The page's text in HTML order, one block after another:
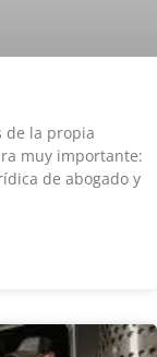
de la propia
muy importante:
de abogado y